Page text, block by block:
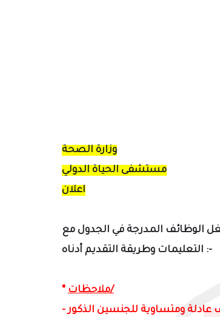
وزارة الصحة
مستشفى الحياة الدولي
اعلان
الوظائف المدرجة في الجدول مع
التعليمات وطريقة التقديم أدناه :-
*
ملاحظات/
-ومتساوية للجنسين الذكور